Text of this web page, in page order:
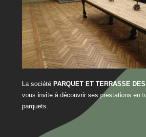
La société PARQUET ET TERRASSE
vous invite à découvrir ses prestations en
parquets.